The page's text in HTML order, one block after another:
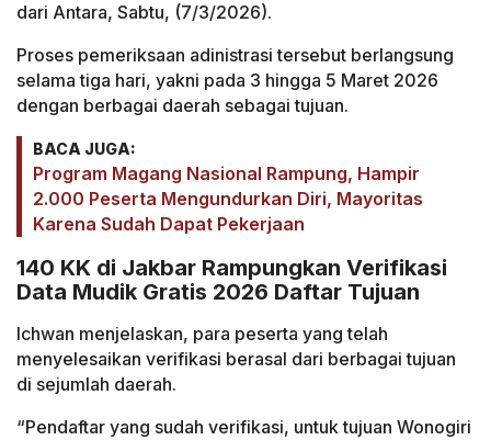
dari Antara, Sabtu, (7/3/2026).
Proses pemeriksaan adinistrasi tersebut berlangsung
selama tiga hari, yakni pada 3 hingga 5 Maret 2026
dengan berbagai daerah sebagai tujuan.
BACA JUGA:
Program Magang Nasional Rampung, Hampir
2.000 Peserta Mengundurkan Diri, Mayoritas
Karena Sudah Dapat Pekerjaan
140 KK di Jakbar Rampungkan Verifikasi
Data Mudik Gratis 2026 Daftar Tujuan
Ichwan menjelaskan, para peserta yang telah
menyelesaikan verifikasi berasal dari berbagai tujuan
di sejumlah daerah.
“Pendaftar yang sudah verifikasi, untuk tujuan Wonogiri